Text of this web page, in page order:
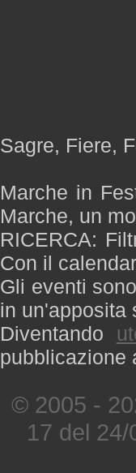
Sagre, Fiere,
Marche in
Marche, un
RICERCA:
Con il
Gli eventi
in un'apposita
Diventando
pubblicazione
© 2005 -
17 del